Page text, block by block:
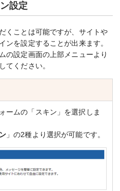
設定
くことは可能ですが、サイトや
ンを設定することが出来ます。
の設定画面の上部メニューより
てください。
ームの「スキン」を選択しま
」の2種より選択が可能です。